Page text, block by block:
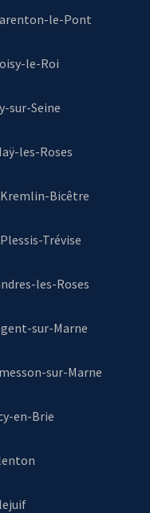
le-Pont
le-Roi
sur-Seine
les-Roses
Kremlin-Bicêtre
Trévise
les-Roses
sur-Marne
sur-Marne
en-Brie